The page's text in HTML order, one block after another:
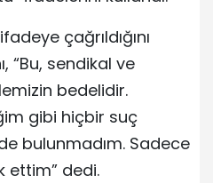
çağrıldığını
“Bu, sendikal ve
bedelidir.
gibi hiçbir suç
bulunmadım. Sadece
ettim” dedi.